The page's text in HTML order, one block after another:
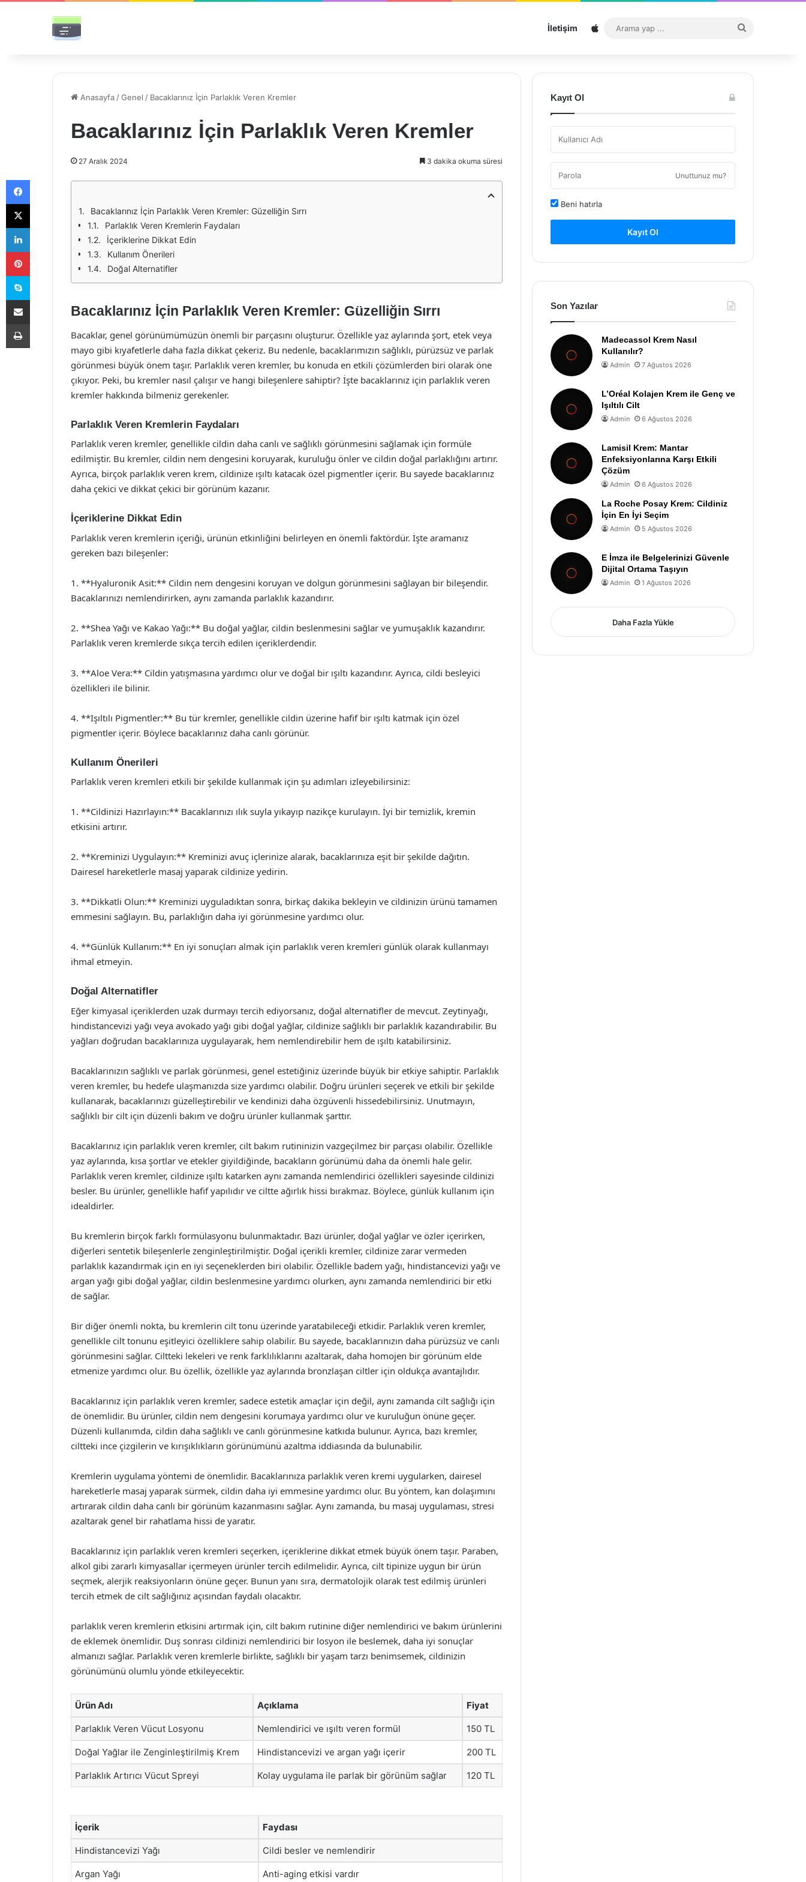
İletişim Sitemap
...
Anasayfa /Genel / Bacaklarınız İçin Parlaklık Veren Kremler
Bacaklarınız İçin Parlaklık Veren Kremler
27 Aralık 2024 3 dakika okuma süresi
Bacaklarınız İçin Parlaklık Veren Kremler: Güzelliğin Sırrı
Parlaklık Veren Kremlerin Faydaları
İçeriklerine Dikkat Edin
Kullanım Önerileri
Doğal Alternatifler
Bacaklarınız İçin Parlaklık Veren Kremler: Güzelliğin Sırrı
Bacaklar, genel görünümümüzün önemli bir parçasını oluşturur. Özellikle yaz aylarında şort, etek veya
mayo gibi kıyafetlerle daha fazla dikkat çekeriz. Bu nedenle, bacaklarımızın sağlıklı, pürüzsüz ve parlak
görünmesi büyük önem taşır. Parlaklık veren kremler, bu konuda en etkili çözümlerden biri olarak öne
çıkıyor. Peki, bu kremler nasıl çalışır ve hangi bileşenlere sahiptir? İşte bacaklarınız için parlaklık veren
kremler hakkında bilmeniz gerekenler.
Parlaklık Veren Kremlerin Faydaları
Parlaklık veren kremler, genellikle cildin daha canlı ve sağlıklı görünmesini sağlamak için formüle
edilmiştir. Bu kremler, cildin nem dengesini koruyarak, kuruluğu önler ve cildin doğal parlaklığını artırır.
Ayrıca, birçok parlaklık veren krem, cildinize ışıltı katacak özel pigmentler içerir. Bu sayede bacaklarınız
daha çekici ve dikkat çekici bir görünüm kazanır.
İçeriklerine Dikkat Edin
Parlaklık veren kremlerin içeriği, ürünün etkinliğini belirleyen en önemli faktördür. İşte aramanız
gereken bazı bileşenler:
1. **Hyaluronik Asit:** Cildin nem dengesini koruyan ve dolgun görünmesini sağlayan bir bileşendir.
Bacaklarınızı nemlendirirken, aynı zamanda parlaklık kazandırır.
2. **Shea Yağı ve Kakao Yağı:** Bu doğal yağlar, cildin beslenmesini sağlar ve yumuşaklık kazandırır.
Parlaklık veren kremlerde sıkça tercih edilen içeriklerdendir.
3. **Aloe Vera:** Cildin yatışmasına yardımcı olur ve doğal bir ışıltı kazandırır. Ayrıca, cildi besleyici
özellikleri ile bilinir.
4. **Işıltılı Pigmentler:** Bu tür kremler, genellikle cildin üzerine hafif bir ışıltı katmak için özel
pigmentler içerir. Böylece bacaklarınız daha canlı görünür.
Kullanım Önerileri
Parlaklık veren kremleri etkili bir şekilde kullanmak için şu adımları izleyebilirsiniz:
1. **Cildinizi Hazırlayın:** Bacaklarınızı ılık suyla yıkayıp nazikçe kurulayın. İyi bir temizlik, kremin
etkisini artırır.
2. **Kreminizi Uygulayın:** Kreminizi avuç içlerinize alarak, bacaklarınıza eşit bir şekilde dağıtın.
Dairesel hareketlerle masaj yaparak cildinize yedirin.
3. **Dikkatli Olun:** Kreminizi uyguladıktan sonra, birkaç dakika bekleyin ve cildinizin ürünü tamamen
emmesini sağlayın. Bu, parlaklığın daha iyi görünmesine yardımcı olur.
4. **Günlük Kullanım:** En iyi sonuçları almak için parlaklık veren kremleri günlük olarak kullanmayı
ihmal etmeyin.
Doğal Alternatifler
Eğer kimyasal içeriklerden uzak durmayı tercih ediyorsanız, doğal alternatifler de mevcut. Zeytinyağı,
hindistancevizi yağı veya avokado yağı gibi doğal yağlar, cildinize sağlıklı bir parlaklık kazandırabilir. Bu
yağları doğrudan bacaklarınıza uygulayarak, hem nemlendirebilir hem de ışıltı katabilirsiniz.
Bacaklarınızın sağlıklı ve parlak görünmesi, genel estetiğiniz üzerinde büyük bir etkiye sahiptir. Parlaklık
veren kremler, bu hedefe ulaşmanızda size yardımcı olabilir. Doğru ürünleri seçerek ve etkili bir şekilde
kullanarak, bacaklarınızı güzelleştirebilir ve kendinizi daha özgüvenli hissedebilirsiniz. Unutmayın,
sağlıklı bir cilt için düzenli bakım ve doğru ürünler kullanmak şarttır.
Bacaklarınız için parlaklık veren kremler, cilt bakım rutininizin vazgeçilmez bir parçası olabilir. Özellikle
yaz aylarında, kısa şortlar ve etekler giyildiğinde, bacakların görünümü daha da önemli hale gelir.
Parlaklık veren kremler, cildinize ışıltı katarken aynı zamanda nemlendirici özellikleri sayesinde cildinizi
besler. Bu ürünler, genellikle hafif yapılıdır ve ciltte ağırlık hissi bırakmaz. Böylece, günlük kullanım için
idealdirler.
Bu kremlerin birçok farklı formülasyonu bulunmaktadır. Bazı ürünler, doğal yağlar ve özler içerirken,
diğerleri sentetik bileşenlerle zenginleştirilmiştir. Doğal içerikli kremler, cildinize zarar vermeden
parlaklık kazandırmak için en iyi seçeneklerden biri olabilir. Özellikle badem yağı, hindistancevizi yağı ve
argan yağı gibi doğal yağlar, cildin beslenmesine yardımcı olurken, aynı zamanda nemlendirici bir etki
de sağlar.
Bir diğer önemli nokta, bu kremlerin cilt tonu üzerinde yaratabileceği etkidir. Parlaklık veren kremler,
genellikle cilt tonunu eşitleyici özelliklere sahip olabilir. Bu sayede, bacaklarınızın daha pürüzsüz ve canlı
görünmesini sağlar. Ciltteki lekeleri ve renk farklılıklarını azaltarak, daha homojen bir görünüm elde
etmenize yardımcı olur. Bu özellik, özellikle yaz aylarında bronzlaşan ciltler için oldukça avantajlıdır.
Bacaklarınız için parlaklık veren kremler, sadece estetik amaçlar için değil, aynı zamanda cilt sağlığı için
de önemlidir. Bu ürünler, cildin nem dengesini korumaya yardımcı olur ve kuruluğun önüne geçer.
Düzenli kullanımda, cildin daha sağlıklı ve canlı görünmesine katkıda bulunur. Ayrıca, bazı kremler,
ciltteki ince çizgilerin ve kırışıklıkların görünümünü azaltma iddiasında da bulunabilir.
Kremlerin uygulama yöntemi de önemlidir. Bacaklarınıza parlaklık veren kremi uygularken, dairesel
hareketlerle masaj yaparak sürmek, cildin daha iyi emmesine yardımcı olur. Bu yöntem, kan dolaşımını
artırarak cildin daha canlı bir görünüm kazanmasını sağlar. Aynı zamanda, bu masaj uygulaması, stresi
azaltarak genel bir rahatlama hissi de yaratır.
Bacaklarınız için parlaklık veren kremleri seçerken, içeriklerine dikkat etmek büyük önem taşır. Paraben,
alkol gibi zararlı kimyasallar içermeyen ürünler tercih edilmelidir. Ayrıca, cilt tipinize uygun bir ürün
seçmek, alerjik reaksiyonların önüne geçer. Bunun yanı sıra, dermatolojik olarak test edilmiş ürünleri
tercih etmek de cilt sağlığınız açısından faydalı olacaktır.
parlaklık veren kremlerin etkisini artırmak için, cilt bakım rutinine diğer nemlendirici ve bakım ürünlerini
de eklemek önemlidir. Duş sonrası cildinizi nemlendirici bir losyon ile beslemek, daha iyi sonuçlar
almanızı sağlar. Parlaklık veren kremlerle birlikte, sağlıklı bir yaşam tarzı benimsemek, cildinizin
görünümünü olumlu yönde etkileyecektir.
Ürün Adı Açıklama Fiyat
Parlaklık Veren Vücut Losyonu Nemlendirici ve ışıltı veren formül 150 TL
Doğal Yağlar ile Zenginleştirilmiş Krem Hindistancevizi ve argan yağı içerir 200 TL
Parlaklık Artırıcı Vücut Spreyi Kolay uygulama ile parlak bir görünüm sağlar 120 TL
İçerik Faydası
Hindistancevizi Yağı Cildi besler ve nemlendirir
Argan Yağı Anti-aging etkisi vardır
Kayıt Ol
Unuttunuz mu?
Beni hatırla
Kayıt Ol
Son Yazılar
Madecassol Krem Nasıl
Kullanılır?
Admin 7 Ağustos 2026
L’Oréal Kolajen Krem ile Genç ve
Işıltılı Cilt
Admin 6 Ağustos 2026
Lamisil Krem: Mantar
Enfeksiyonlarına Karşı Etkili
Çözüm
Admin 6 Ağustos 2026
La Roche Posay Krem: Cildiniz
İçin En İyi Seçim
Admin 5 Ağustos 2026
E İmza ile Belgelerinizi Güvenle
Dijital Ortama Taşıyın
Admin 1 Ağustos 2026
Daha Fazla Yükle
Facebook
X
LinkedIn
Pinterest
Skype
E-Posta ile paylaş